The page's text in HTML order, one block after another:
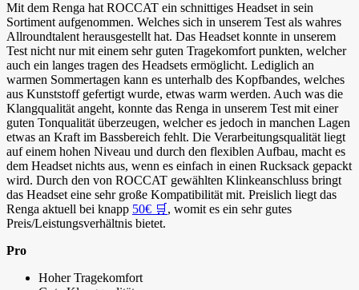
Mit dem Renga hat ROCCAT ein schnittiges Headset in sein
Sortiment aufgenommen. Welches sich in unserem Test als wahres
Allroundtalent herausgestellt hat. Das Headset konnte in unserem
Test nicht nur mit einem sehr guten Tragekomfort punkten, welcher
auch ein langes tragen des Headsets ermöglicht. Lediglich an
warmen Sommertagen kann es unterhalb des Kopfbandes, welches
aus Kunststoff gefertigt wurde, etwas warm werden. Auch was die
Klangqualität angeht, konnte das Renga in unserem Test mit einer
guten Tonqualität überzeugen, welcher es jedoch in manchen Lagen
etwas an Kraft im Bassbereich fehlt. Die Verarbeitungsqualität liegt
auf einem hohen Niveau und durch den flexiblen Aufbau, macht es
dem Headset nichts aus, wenn es einfach in einen Rucksack gepackt
wird. Durch den von ROCCAT gewählten Klinkeanschluss bringt
das Headset eine sehr große Kompatibilität mit. Preislich liegt das
Renga aktuell bei knapp 50€ 🛒 , womit es ein sehr gutes
Preis/Leistungsverhältnis bietet.
Pro
Hoher Tragekomfort